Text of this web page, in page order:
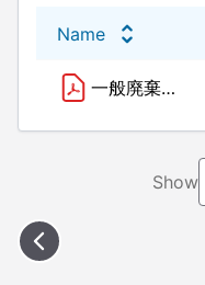
Name
一般廃棄物（ごみ）収集運搬ガイドライン_全国環整連_1.1版 .pdf
Show